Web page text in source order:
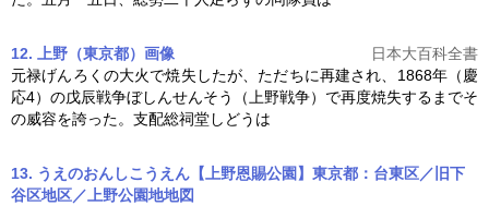
12. 上野（東京都） 画像
日本大百科全書
元禄げんろくの大火で焼失したが、ただちに再建され、1868年（慶
応4）の戊辰戦争ぼしんせんそう（ 上野戦争）で再度焼失するまでそ
の威容を誇った。支配総祠堂しどうは
13. うえのおんしこうえん【上野恩賜公園】東京都：台東区／旧下
谷区地区／上野公園地地図